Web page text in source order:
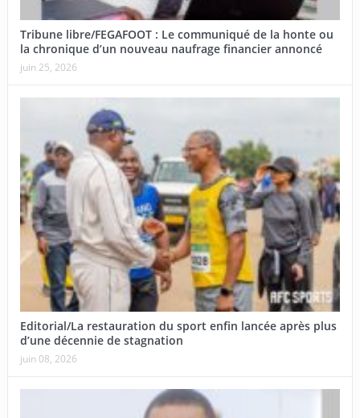
Tribune libre/FEGAFOOT : Le communiqué de la honte ou
la chronique d’un nouveau naufrage financier annoncé
juin 25, 2026
Editorial/La restauration du sport enfin lancée après plus
d’une décennie de stagnation
juin 08, 2026